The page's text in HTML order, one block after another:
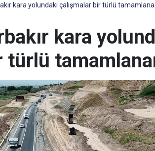
kara yolundaki çalışmalar bir türlü
kara
türlü